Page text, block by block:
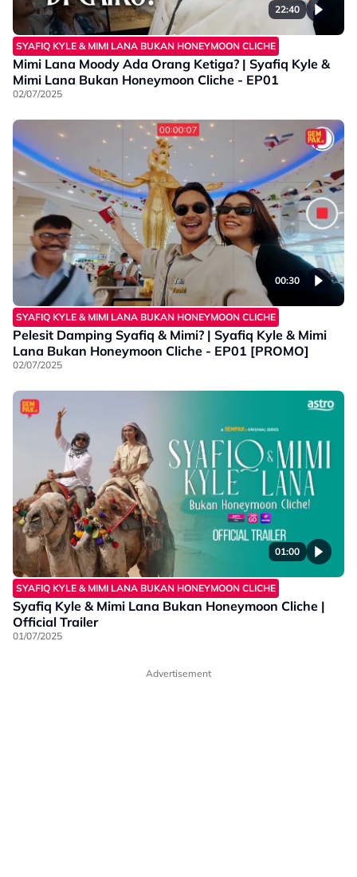
22:40
SYAFIQ KYLE & MIMI LANA BUKAN HONEYMOON CLICHE
Mimi Lana Moody Ada Orang Ketiga? | Syafiq Kyle &
Mimi Lana Bukan Honeymoon Cliche - EP01
02/07/2025
00:30
SYAFIQ KYLE & MIMI LANA BUKAN HONEYMOON CLICHE
Pelesit Damping Syafiq & Mimi? | Syafiq Kyle & Mimi
Lana Bukan Honeymoon Cliche - EP01 [PROMO]
02/07/2025
01:00
SYAFIQ KYLE & MIMI LANA BUKAN HONEYMOON CLICHE
Syafiq Kyle & Mimi Lana Bukan Honeymoon Cliche |
Official Trailer
01/07/2025
Advertisement